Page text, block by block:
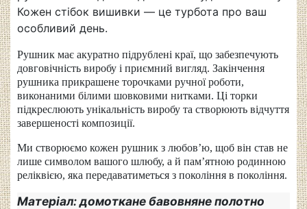
Кожен стібок вишивки — це турбота про ваш
особливий день.
Рушник має акуратно підрублені краї, що забезпечують
довговічність виробу і приємний вигляд. Закінчення
рушника прикрашене торочками ручної роботи,
виконаними білими шовковими нитками. Ці торки
підкреслюють унікальність виробу та створюють відчуття
завершеності композиції.
Ми створюємо кожен рушник з любов’ю, щоб він став не
лише символом вашого шлюбу, а й пам’ятною родинною
реліквією, яка передаватиметься з покоління в покоління.
Матеріал: домоткане бавовняне полотно